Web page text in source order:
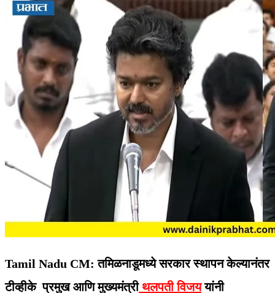
Tamil Nadu CM: तमिळनाडूमध्ये सरकार स्थापन केल्यानंतर
टीव्हीके प्रमुख आणि मुख्यमंत्रीथलपती विजययांनी